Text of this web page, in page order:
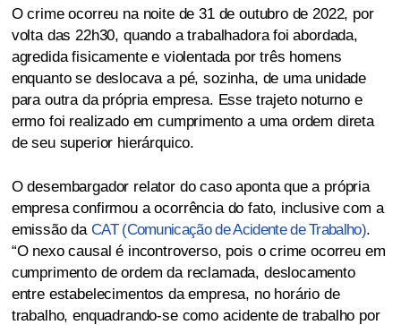
O crime ocorreu na noite de 31 de outubro de 2022, por
volta das 22h30, quando a trabalhadora foi abordada,
agredida fisicamente e violentada por três homens
enquanto se deslocava a pé, sozinha, de uma unidade
para outra da própria empresa. Esse trajeto noturno e
ermo foi realizado em cumprimento a uma ordem direta
de seu superior hierárquico.
O desembargador relator do caso aponta que a própria
empresa confirmou a ocorrência do fato, inclusive com a
emissão da CAT (Comunicação de Acidente de Trabalho).
“O nexo causal é incontroverso, pois o crime ocorreu em
cumprimento de ordem da reclamada, deslocamento
entre estabelecimentos da empresa, no horário de
trabalho, enquadrando-se como acidente de trabalho por